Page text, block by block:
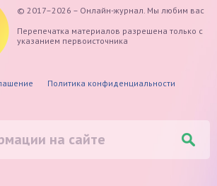
© 2017–2026 – Онлайн-журнал. Мы любим вас
Перепечатка материалов разрешена только с
указанием первоисточника
Политика конфиденциальности